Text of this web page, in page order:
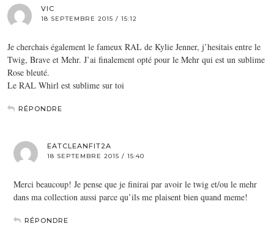
VIC
18 SEPTEMBRE 2015 / 15:12
Je cherchais également le fameux RAL de Kylie Jenner, j’hesitais entre le
Twig, Brave et Mehr. J’ai finalement opté pour le Mehr qui est un sublime
Rose bleuté.
Le RAL Whirl est sublime sur toi
RÉPONDRE
EATCLEANFIT2A
18 SEPTEMBRE 2015 / 15:40
Merci beaucoup! Je pense que je finirai par avoir le twig et/ou le mehr
dans ma collection aussi parce qu’ils me plaisent bien quand meme!
RÉPONDRE